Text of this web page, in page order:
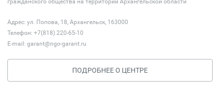
гражданского общества на территории Архангельской области
Адрес: ул. Попова, 18, Архангельск, 163000
Телефон: +7(818) 220-65-10
E-mail: garant@ngo-garant.ru
ПОДРОБНЕЕ О ЦЕНТРЕ